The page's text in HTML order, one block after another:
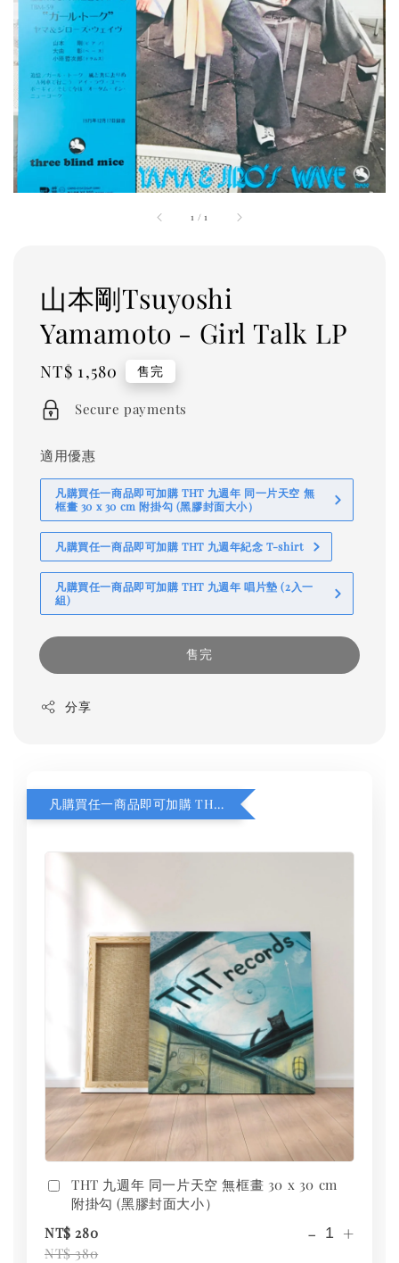
1 /1
山本剛Tsuyoshi
Yamamoto - Girl Talk LP
Regular
price
NT$ 1,580 售完
Secure payments
適用優惠
凡購買任一商品即可加購 THT 九週年 同一片天空 無
框畫 30 x 30 cm 附掛勾 (黑膠封面大小）
凡購買任一商品即可加購 THT 九週年紀念 T-shirt
凡購買任一商品即可加購 THT 九週年 唱片墊 (2入一
組)
售完
分享
凡購買任一商品即可加購 THT 九週年 同一片天空 無框畫 30 x 30 cm 附掛勾 (黑膠封面大小）
THT 九週年 同一片天空 無框畫 30 x 30 cm
附掛勾 (黑膠封面大小）
NT$ 280
NT$ 380
- +